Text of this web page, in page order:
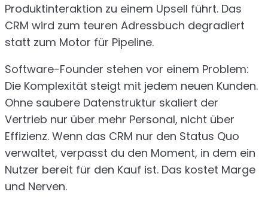
Produktinteraktion zu einem Upsell führt. Das
CRM wird zum teuren Adressbuch degradiert
statt zum Motor für Pipeline.
Software-Founder stehen vor einem Problem:
Die Komplexität steigt mit jedem neuen Kunden.
Ohne saubere Datenstruktur skaliert der
Vertrieb nur über mehr Personal, nicht über
Effizienz. Wenn das CRM nur den Status Quo
verwaltet, verpasst du den Moment, in dem ein
Nutzer bereit für den Kauf ist. Das kostet Marge
und Nerven.